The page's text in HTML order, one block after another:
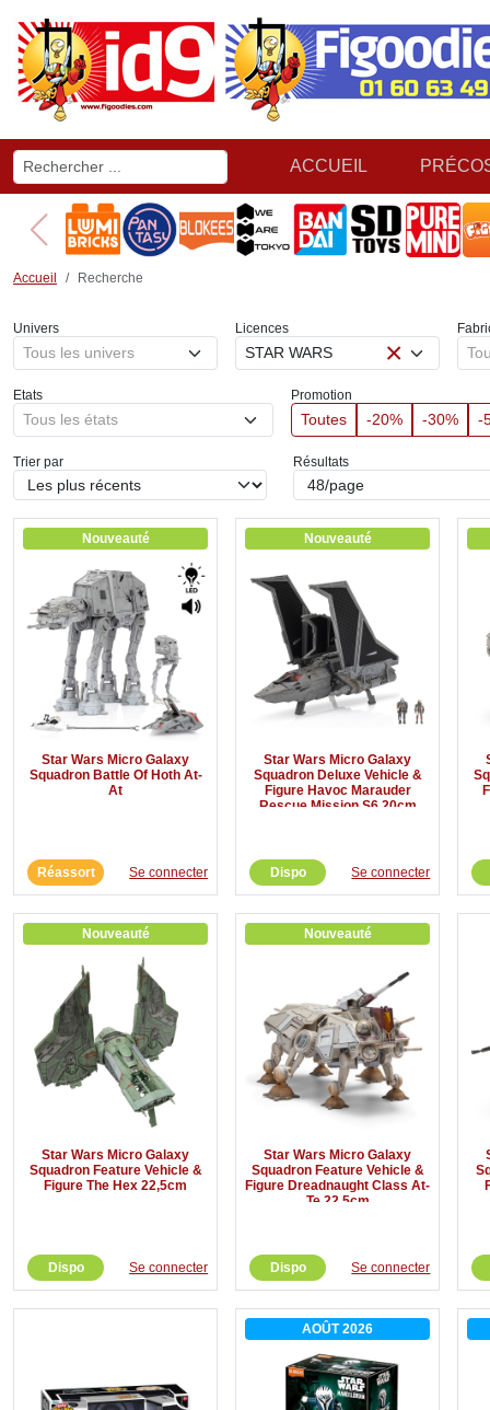
ACCUEIL
Accueil Recherche
Univers
Tous les univers
Licences
STAR WARS ×
Etats
Tous les états
Promotion
Toutes -20% -30% -
Trier par Résultats
Nouveauté
Star Wars Micro Galaxy
Squadron Battle Of Hoth At-
At
Réassort Se connecter
Nouveauté
Star Wars Micro Galaxy
Squadron Deluxe Vehicle &
Figure Havoc Marauder
Rescue Mission S6 20cm
Dispo Se connecter
Nouveauté
Star Wars Micro Galaxy
Squadron Feature Vehicle &
Figure The Hex 22,5cm
Dispo Se connecter
Nouveauté
Star Wars Micro Galaxy
Squadron Feature Vehicle &
Figure Dreadnaught Class At-
Te 22,5cm
Dispo Se connecter
AOÛT 2026